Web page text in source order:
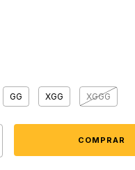
GG XGG XGGG